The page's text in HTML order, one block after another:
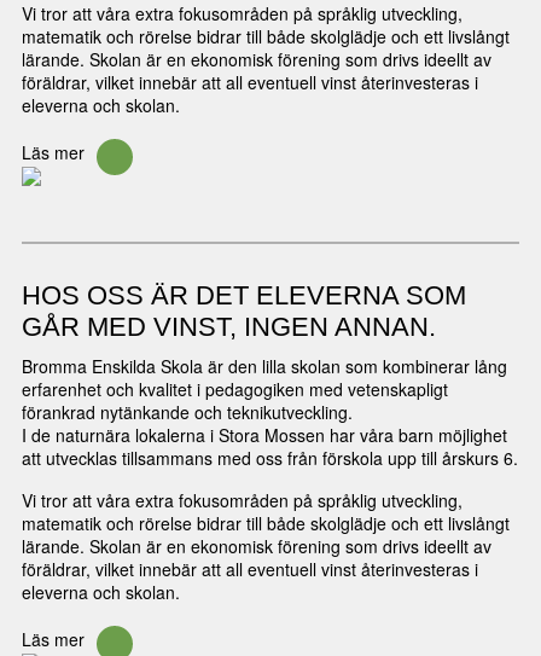
Vi tror att våra extra fokusområden på språklig utveckling,
matematik och rörelse bidrar till både skolglädje och ett livslångt
lärande. Skolan är en ekonomisk förening som drivs ideellt av
föräldrar, vilket innebär att all eventuell vinst återinvesteras i
eleverna och skolan.
Läs mer
HOS OSS ÄR DET ELEVERNA SOM
GÅR MED VINST, INGEN ANNAN.
Bromma Enskilda Skola är den lilla skolan som kombinerar lång
erfarenhet och kvalitet i pedagogiken med vetenskapligt
förankrad nytänkande och teknikutveckling.
I de naturnära lokalerna i Stora Mossen har våra barn möjlighet
att utvecklas tillsammans med oss från förskola upp till årskurs 6.
Vi tror att våra extra fokusområden på språklig utveckling,
matematik och rörelse bidrar till både skolglädje och ett livslångt
lärande. Skolan är en ekonomisk förening som drivs ideellt av
föräldrar, vilket innebär att all eventuell vinst återinvesteras i
eleverna och skolan.
Läs mer